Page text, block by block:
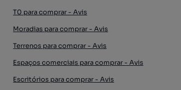
T0 para comprar - Avis
Moradias para comprar - Avis
Terrenos para comprar - Avis
Espaços comerciais para comprar - Avis
Escritórios para comprar - Avis